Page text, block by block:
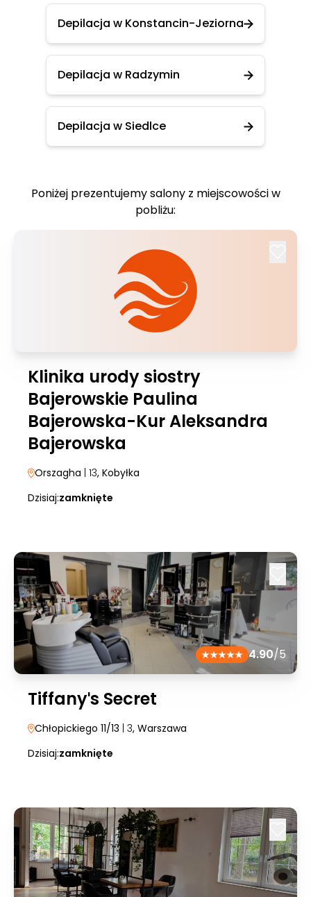
Depilacja w Konstancin-Jeziorna
Depilacja w Radzymin
Depilacja w Siedlce
Poniżej prezentujemy salony z miejscowości w
pobliżu:
Klinika urody siostry
Bajerowskie Paulina
Bajerowska-Kur Aleksandra
Bajerowska
Orszagha | 13, Kobyłka
Dzisiaj:zamknięte
4.90/5
Tiffanyˈs Secret
Chłopickiego 11/13 | 3, Warszawa
Dzisiaj:zamknięte